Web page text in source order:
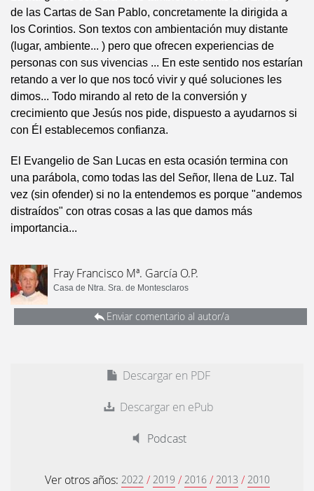
de las Cartas de San Pablo, concretamente la dirigida a
los Corintios. Son textos con ambientación muy distante
(lugar, ambiente... ) pero que ofrecen experiencias de
personas con sus vivencias ... En este sentido nos estarían
retando a ver lo que nos tocó vivir y qué soluciones les
dimos... Todo mirando al reto de la conversión y
crecimiento que Jesús nos pide, dispuesto a ayudarnos si
con Él establecemos confianza.
El Evangelio de San Lucas en esta ocasión termina con
una parábola, como todas las del Señor, llena de Luz. Tal
vez (sin ofender) si no la entendemos es porque "andemos
distraídos" con otras cosas a las que damos más
importancia...
Fray Francisco Mª. García O.P.
Casa de Ntra. Sra. de Montesclaros
Enviar comentario al autor/a
Descargar en PDF
Descargar en ePub
Podcast
Ver otros años: 2022 / 2019 / 2016 / 2013 / 2010